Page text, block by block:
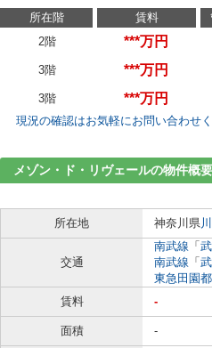
所在階 賃料
2階
***万円
3階 ***万円
3階 ***万円
現況の確認はお気軽にお問い合わせく
メゾン・ド・リヴェールの物件概要
所在地
神奈川県
交通
南武線 「
南武線 「
東急田園
賃料
-
面積 -